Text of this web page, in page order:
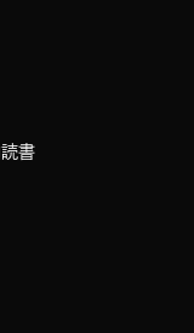
書